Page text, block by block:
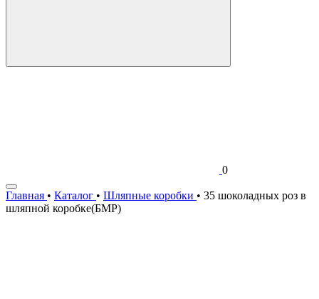
0
Главная • Каталог • Шляпные коробки • 35 шоколадных роз в
шляпной коробке(БМР)